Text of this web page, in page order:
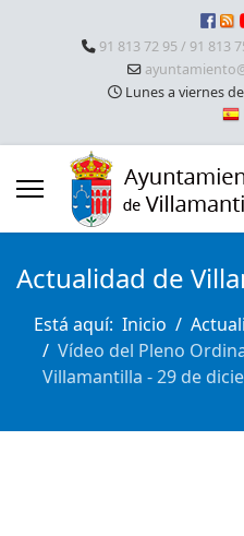
91 813 72 95 / 91 813
Lunes a viernes
Actualidad de
Está aquí: Inicio
Vídeo del Pleno
Villamantilla - 29 de